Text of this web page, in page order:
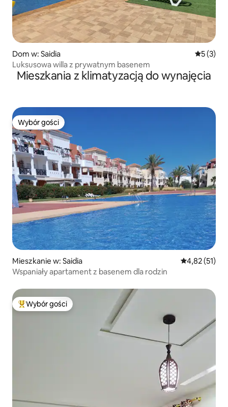
Dom w: Saidia Średnia
5 (3)
Luksusowa willa z prywatnym basenem
Mieszkania z klimatyzacją do wynajęcia
Wybór gości
Wybór gości
Mieszkanie w: Saidia Średnia
4,82 (51)
Wspaniały apartament z basenem dla rodzin
Najpopularniejsze z kategorii Wybór gości
Wybór gości